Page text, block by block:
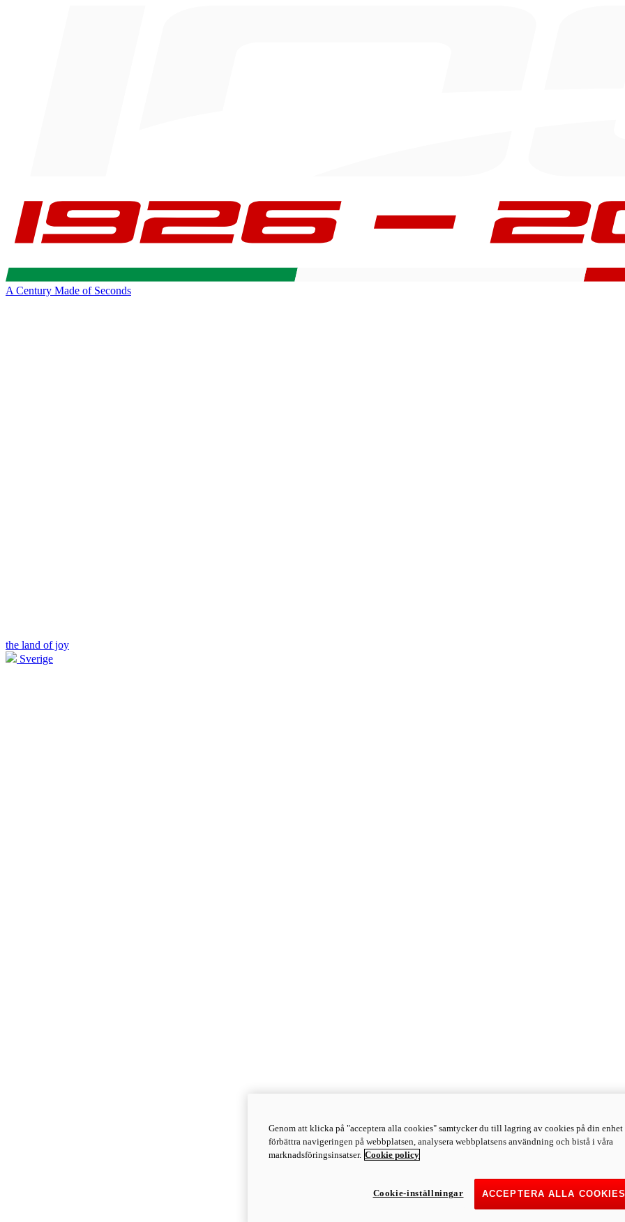
A Century Made of Seconds
the land of joy
Sverige
Genom att klicka på "acceptera alla cookies" samtycker du till lagring av cookies på din enhet
förbättra navigeringen på webbplatsen, analysera webbplatsens användning och bistå i våra
marknadsföringsinsatser. Cookie policy
ACCEPTERA ALLA COOKIES
Cookie-inställningar